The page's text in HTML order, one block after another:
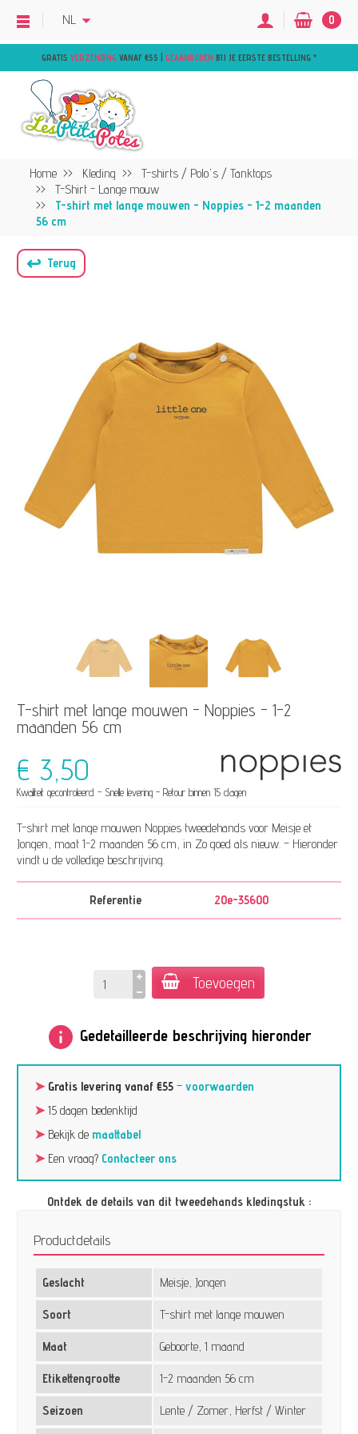
GRATIS VERZENDING VANAF €55 | GEAANBODEN BIJ JE EERSTE BESTELLING *
NL 0
Home Kleding
T-shirts / Polo's / Tanktops
T-Shirt - Lange mouw
T-shirt met lange mouwen - Noppies - 1-2 maanden
56 cm
↩ Terug
T-shirt met lange mouwen - Noppies - 1-2
maanden 56 cm
€ 3,50
Kwaliteit gecontroleerd - Snelle levering - Retour binnen 15 dagen
T-shirt met lange mouwen Noppies tweedehands voor Meisje et
Jongen, maat 1-2 maanden 56 cm, in Zo goed als nieuw. – Hieronder
vindt u de volledige beschrijving.
Referentie 20e-35600
Toevoegen
info Gedetailleerde beschrijving hieronder
➤ Gratis levering vanaf €55 –voorwaarden
➤15 dagen bedenktijd
➤Bekijk de maattabel
➤Een vraag? Contacteer ons
Ontdek de details van dit tweedehands kledingstuk :
Productdetails
Geslacht Meisje, Jongen
Soort T-shirt met lange mouwen
Maat Geboorte, 1 maand
Etikettengrootte 1-2 maanden 56 cm
Seizoen Lente / Zomer, Herfst / Winter